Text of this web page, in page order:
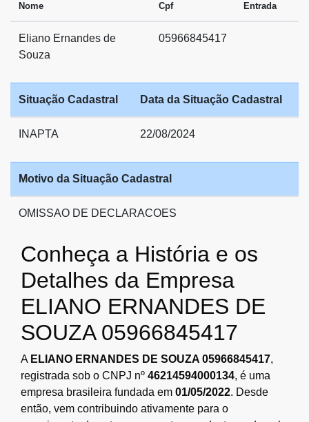
Nome Cpf
Entrada
Eliano Ernandes de
Souza
05966845417
Situação Cadastral Data da Situação Cadastral
INAPTA 22/08/2024
Motivo da Situação Cadastral
OMISSAO DE DECLARACOES
Conheça a História e os
Detalhes da Empresa
ELIANO ERNANDES DE
SOUZA 05966845417
A ELIANO ERNANDES DE SOUZA 05966845417,
registrada sob o CNPJ nº 46214594000134, é uma
empresa brasileira fundada em 01/05/2022. Desde
então, vem contribuindo ativamente para o